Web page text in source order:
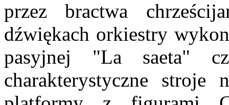
przez bractwa
dźwiękach orkiestry
pasyjnej "La saeta"
charakterystyczne stroje